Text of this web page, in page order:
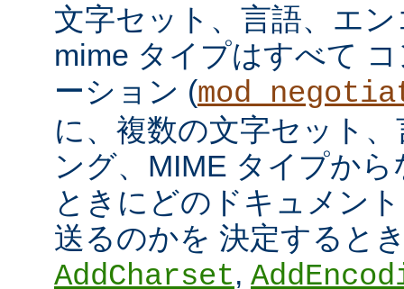
文字セット、言語、エ
mime タイプはすべて
ーション (
に、複数の文字セット
ング、MIME タイプか
ときにどのドキュメン
送るのかを 決定すると
AddCharset,